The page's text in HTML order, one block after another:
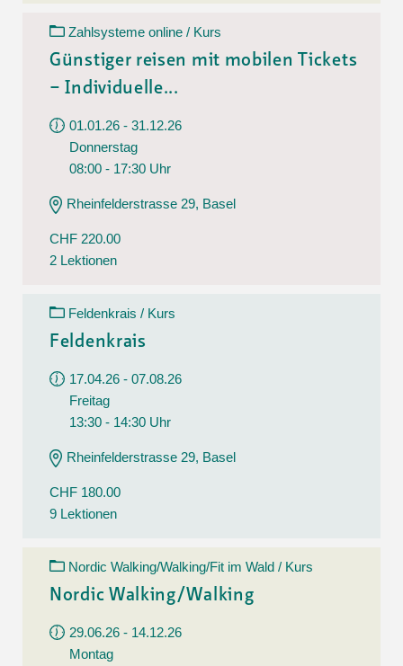
Zahlsysteme online / Kurs
Günstiger reisen mit mobilen Tickets
– Individuelle...
01.01.26 - 31.12.26
Donnerstag
08:00 - 17:30 Uhr
Rheinfelderstrasse 29, Basel
CHF 220.00
2 Lektionen
Feldenkrais / Kurs
Feldenkrais
17.04.26 - 07.08.26
Freitag
13:30 - 14:30 Uhr
Rheinfelderstrasse 29, Basel
CHF 180.00
9 Lektionen
Nordic Walking/Walking/Fit im Wald / Kurs
Nordic Walking/Walking
29.06.26 - 14.12.26
Montag